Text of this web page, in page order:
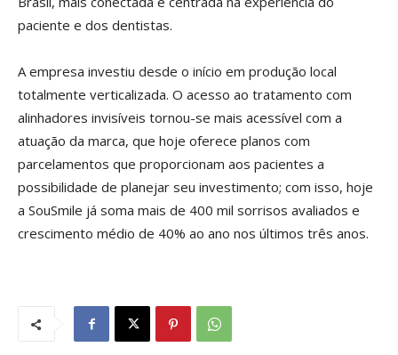
paciente e dos dentistas.
A empresa investiu desde o início em produção local
totalmente verticalizada. O acesso ao tratamento com
alinhadores invisíveis tornou-se mais acessível com a
atuação da marca, que hoje oferece planos com
parcelamentos que proporcionam aos pacientes a
possibilidade de planejar seu investimento; com isso, hoje
a SouSmile já soma mais de 400 mil sorrisos avaliados e
crescimento médio de 40% ao ano nos últimos três anos.